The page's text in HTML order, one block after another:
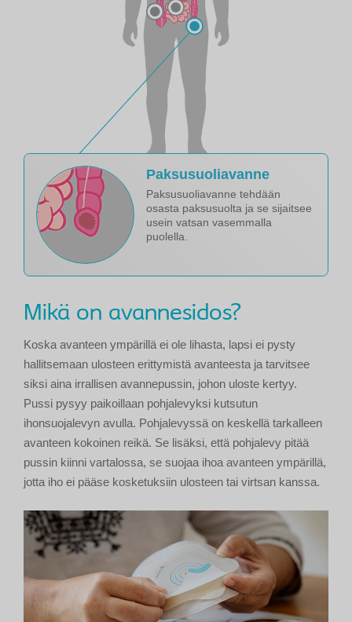
Paksusuoliavanne
Paksusuoliavanne tehdään
osasta paksusuolta ja se sijaitsee
usein vatsan vasemmalla
puolella.
Mikä on avannesidos?
Koska avanteen ympärillä ei ole lihasta, lapsi ei pysty
hallitsemaan ulosteen erittymistä avanteesta ja tarvitsee
siksi aina irrallisen avannepussin, johon uloste kertyy.
Pussi pysyy paikoillaan pohjalevyksi kutsutun
ihonsuojalevyn avulla. Pohjalevyssä on keskellä tarkalleen
avanteen kokoinen reikä. Se lisäksi, että pohjalevy pitää
pussin kiinni vartalossa, se suojaa ihoa avanteen ympärillä,
jotta iho ei pääse kosketuksiin ulosteen tai virtsan kanssa.